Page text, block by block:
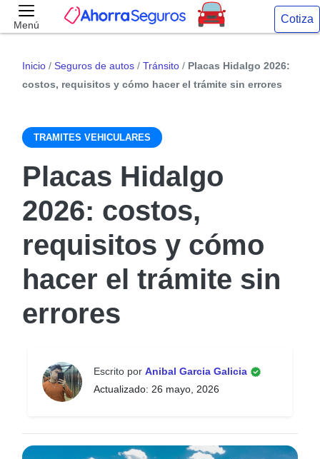
Menú Cotiza
Inicio / Seguros de autos / Tránsito / Placas Hidalgo 2026:
costos, requisitos y cómo hacer el trámite sin errores
TRAMITES VEHICULARES
Placas Hidalgo
2026: costos,
requisitos y cómo
hacer el trámite sin
errores
Escrito por Anibal Garcia Galicia
Actualizado: 26 mayo, 2026